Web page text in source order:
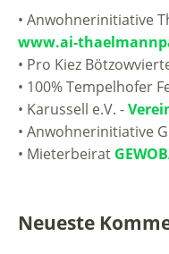
• Anwohnerinitiative
www.ai-
• Pro Kiez
• 100% Tempelhofer
• Karussell e.V. -
• Anwohnerinitiative
• Mieterbeirat
Neueste